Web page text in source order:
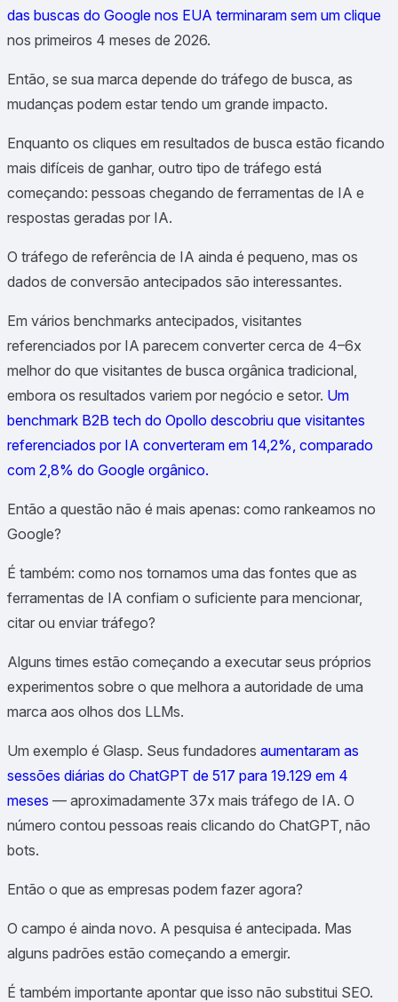
das buscas do Google nos EUA terminaram sem um clique
nos primeiros 4 meses de 2026.
Então, se sua marca depende do tráfego de busca, as
mudanças podem estar tendo um grande impacto.
Enquanto os cliques em resultados de busca estão ficando
mais difíceis de ganhar, outro tipo de tráfego está
começando: pessoas chegando de ferramentas de IA e
respostas geradas por IA.
O tráfego de referência de IA ainda é pequeno, mas os
dados de conversão antecipados são interessantes.
Em vários benchmarks antecipados, visitantes
referenciados por IA parecem converter cerca de 4–6x
melhor do que visitantes de busca orgânica tradicional,
embora os resultados variem por negócio e setor. Um
benchmark B2B tech do Opollo descobriu que visitantes
referenciados por IA converteram em 14,2%, comparado
com 2,8% do Google orgânico.
Então a questão não é mais apenas: como rankeamos no
Google?
É também: como nos tornamos uma das fontes que as
ferramentas de IA confiam o suficiente para mencionar,
citar ou enviar tráfego?
Alguns times estão começando a executar seus próprios
experimentos sobre o que melhora a autoridade de uma
marca aos olhos dos LLMs.
Um exemplo é Glasp. Seus fundadores aumentaram as
sessões diárias do ChatGPT de 517 para 19.129 em 4
meses — aproximadamente 37x mais tráfego de IA. O
número contou pessoas reais clicando do ChatGPT, não
bots.
Então o que as empresas podem fazer agora?
O campo é ainda novo. A pesquisa é antecipada. Mas
alguns padrões estão começando a emergir.
É também importante apontar que isso não substitui SEO.